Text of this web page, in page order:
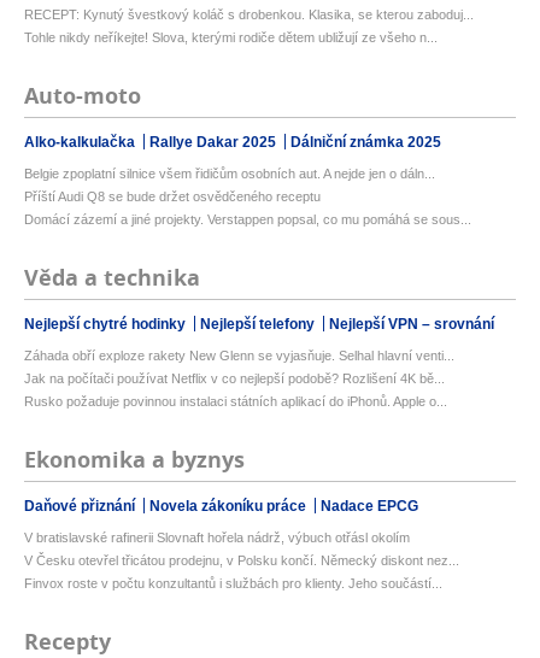
RECEPT: Kynutý švestkový koláč s drobenkou. Klasika, se kterou zaboduj...
Tohle nikdy neříkejte! Slova, kterými rodiče dětem ubližují ze všeho n...
Auto-moto
Alko-kalkulačka Rallye Dakar 2025 Dálniční známka 2025
Belgie zpoplatní silnice všem řidičům osobních aut. A nejde jen o dáln...
Příští Audi Q8 se bude držet osvědčeného receptu
Domácí zázemí a jiné projekty. Verstappen popsal, co mu pomáhá se sous...
Věda a technika
Nejlepší chytré hodinky Nejlepší telefony Nejlepší VPN – srovnání
Záhada obří exploze rakety New Glenn se vyjasňuje. Selhal hlavní venti...
Jak na počítači používat Netflix v co nejlepší podobě? Rozlišení 4K bě...
Rusko požaduje povinnou instalaci státních aplikací do iPhonů. Apple o...
Ekonomika a byznys
Daňové přiznání Novela zákoníku práce Nadace EPCG
V bratislavské rafinerii Slovnaft hořela nádrž, výbuch otřásl okolím
V Česku otevřel třicátou prodejnu, v Polsku končí. Německý diskont nez...
Finvox roste v počtu konzultantů i službách pro klienty. Jeho součástí...
Recepty